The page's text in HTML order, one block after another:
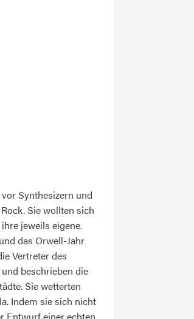
Synthesizern und
Sie wollten sich
jeweils eigene.
das Orwell-Jahr
Vertreter des
beschrieben die
Sie wetterten
Indem sie sich nicht